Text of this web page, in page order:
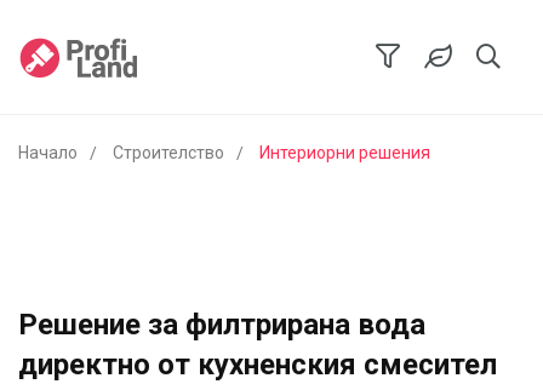
Начало Строителство Интериорни решения
Решение за филтрирана вода
директно от кухненския смесител